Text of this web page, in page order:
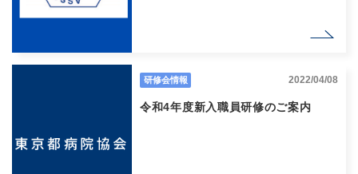
研修会情報 2022/04/08
令和4年度新入職員研修のご案内